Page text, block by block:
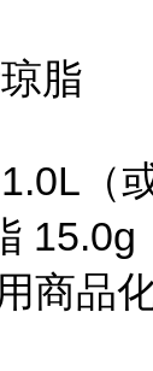
脂
（
15.0g
商品